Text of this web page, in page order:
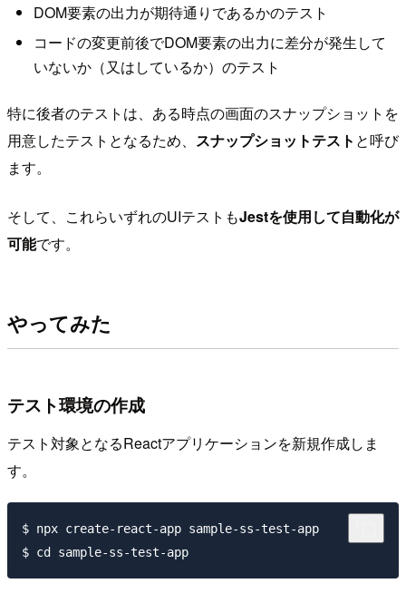
DOM要素の出力が期待通りであるかのテスト
コードの変更前後でDOM要素の出力に差分が発生して
いないか（又はしているか）のテスト
特に後者のテストは、ある時点の画面のスナップショットを
用意したテストとなるため、 スナップショットテスト と呼び
ます。
そして、これらいずれのUIテストもJestを使用して自動化が
可能です。
やってみた
テスト環境の作成
テスト対象となるReactアプリケーションを新規作成しま
す。
$ npx create-react-app sample-ss-test-app